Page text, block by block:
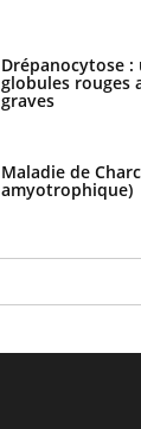
Drépanocytose
globules rouges
graves
Maladie de
amyotrophique)